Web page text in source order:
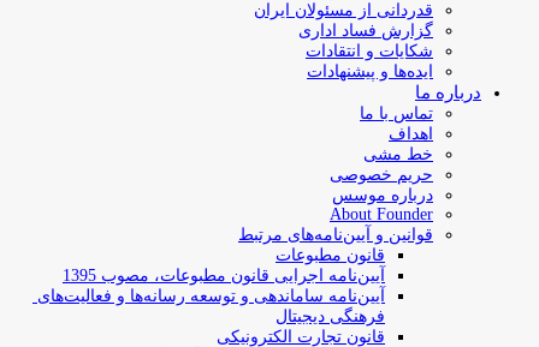
قدردانی از مسئولان ایران
گزارش فساد اداری
شکایات و انتقادات
ایده‌ها و پیشنهادات
درباره ما
تماس با ما
اهداف
خط مشی
حریم خصوصی
درباره موسس
About Founder
قوانین و آیین‌نامه‌های مرتبط
‌قانون مطبوعات
آیین‌نامه اجرایی قانون مطبوعات، مصوب 1395
آیین‌نامه سامان­دهی و توسعه رسانه­‌ها و فعالیت‌­های
فرهنگی دیجیتال
قانون تجارت الکترونیکی